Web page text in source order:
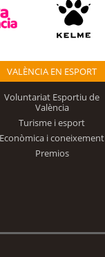
VALÈNCIA EN ESPORT
Voluntariat Esportiu de
València
Turisme i esport
Econòmica i coneixement
Premios